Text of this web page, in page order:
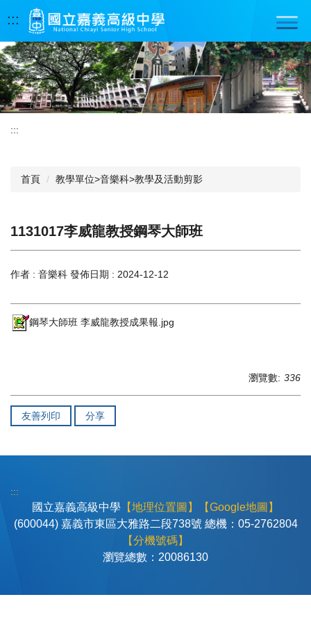
到
要
內
容
區
:::
:::
首頁 教學單位>音樂科>教學及活動剪影
1131017李威龍教授鋼琴大師班
作者 : 音樂科 發佈日期 : 2024-12-12
鋼琴大師班 李威龍教授成果報.jpg
瀏覽數: 336
友善列印 分享
:::
國立嘉義高級中學 【地理位置圖】
【Google地圖】
(600044) 嘉義市東區大雅路二段738號 總機：05-2762804
【分機號碼】
瀏覽總數： 20086130